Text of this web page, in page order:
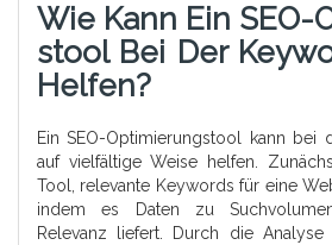
Wie Kann Ein SEO-
Stool Bei Der
Helfen?
Ein SEO-Optimierungstool kann bei
auf vielfältige Weise helfen.
Tool, relevante Keywords für eine
indem es Daten zu
Relevanz liefert. Durch die Analyse